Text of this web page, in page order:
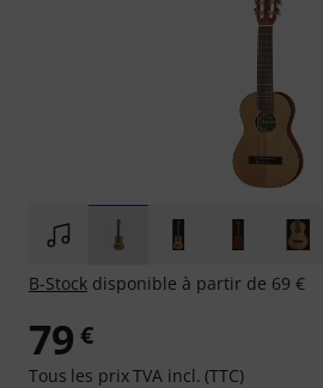
B-Stock disponible à partir de 69 €
79 €
Tous les prix TVA incl. (TTC)